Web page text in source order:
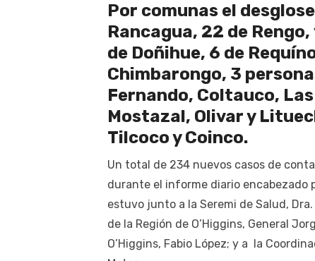
Por comunas el
Rancagua, 22 de
de Doñihue, 6 de
Chimbarongo, 3
Fernando, Coltauco,
Mostazal, Olivar y
Tilcoco y Coinco.
Un total de 234 nuevos casos de
durante el informe diario encabezado
estuvo junto a la Seremi de Salud,
de la Región de O’Higgins, General
O’Higgins, Fabio López; y a la